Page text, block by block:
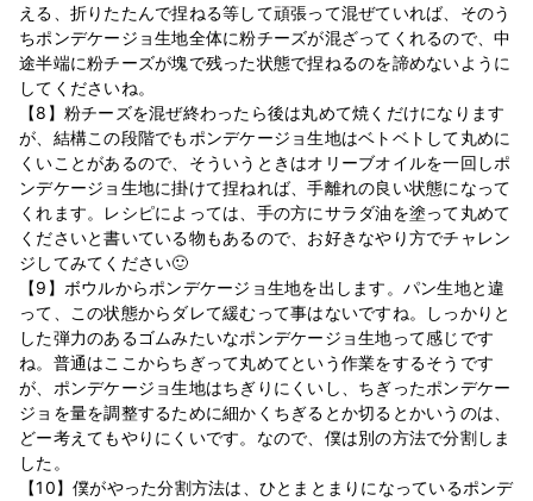
える、折りたたんで捏ねる等して頑張って混ぜていれば、そのう
ちポンデケージョ生地全体に粉チーズが混ざってくれるので、中
途半端に粉チーズが塊で残った状態で捏ねるのを諦めないように
してくださいね。
【8】粉チーズを混ぜ終わったら後は丸めて焼くだけになります
が、結構この段階でもポンデケージョ生地はベトベトして丸めに
くいことがあるので、そういうときはオリーブオイルを一回しポ
ンデケージョ生地に掛けて捏ねれば、手離れの良い状態になって
くれます。レシピによっては、手の方にサラダ油を塗って丸めて
くださいと書いている物もあるので、お好きなやり方でチャレン
ジしてみてください🙂
【9】ボウルからポンデケージョ生地を出します。パン生地と違
って、この状態からダレて緩むって事はないですね。しっかりと
した弾力のあるゴムみたいなポンデケージョ生地って感じです
ね。普通はここからちぎって丸めてという作業をするそうです
が、ポンデケージョ生地はちぎりにくいし、ちぎったポンデケー
ジョを量を調整するために細かくちぎるとか切るとかいうのは、
どー考えてもやりにくいです。なので、僕は別の方法で分割しま
した。
【10】僕がやった分割方法は、ひとまとまりになっているポンデ